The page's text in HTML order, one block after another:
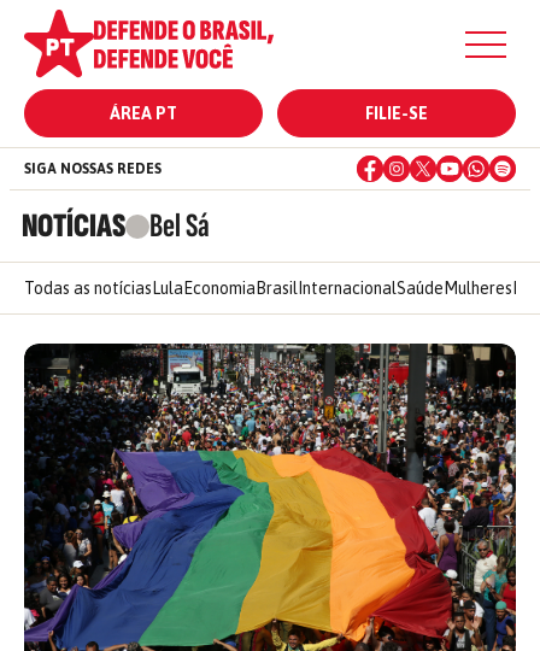
ÁREA PT FILIE-SE
NOTÍCIAS Bel Sá
SIGA NOSSAS REDES
Todas as notícias Lula Economia Brasil InternacionalSaúde Mulheres